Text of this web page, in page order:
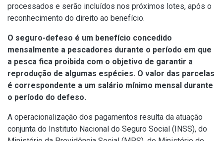
processados e serão incluídos nos próximos lotes, após o
reconhecimento do direito ao benefício.
O seguro-defeso é um benefício concedido
mensalmente a pescadores durante o período em que
a pesca fica proibida com o objetivo de garantir a
reprodução de algumas espécies. O valor das parcelas
é correspondente a um salário mínimo mensal durante
o período do defeso.
A operacionalização dos pagamentos resulta da atuação
conjunta do Instituto Nacional do Seguro Social (INSS), do